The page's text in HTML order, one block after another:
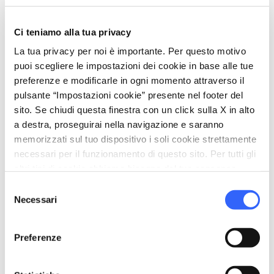
Ci teniamo alla tua privacy
La tua privacy per noi è importante. Per questo motivo
puoi scegliere le impostazioni dei cookie in base alle tue
preferenze e modificarle in ogni momento attraverso il
pulsante “Impostazioni cookie” presente nel footer del
sito. Se chiudi questa finestra con un click sulla X in alto
a destra, proseguirai nella navigazione e saranno
memorizzati sul tuo dispositivo i soli cookie strettamente
necessari per il funzionamento di questo sito. Per tutti gli
delNecessari
Preferenze
nord. Uno dei pregi di questo edificio
cinquecentesco è quello di trovarsi in un
ambiente naturalistico di grande interesse.